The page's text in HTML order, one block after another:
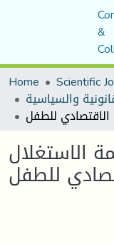
&
Home
الاستغلال
للطفل